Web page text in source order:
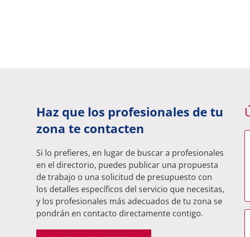
Haz que los profesionales de tu
zona te contacten
Si lo prefieres, en lugar de buscar a profesionales
en el directorio, puedes publicar una propuesta
de trabajo o una solicitud de presupuesto con
los detalles específicos del servicio que necesitas,
y los profesionales más adecuados de tu zona se
pondrán en contacto directamente contigo.